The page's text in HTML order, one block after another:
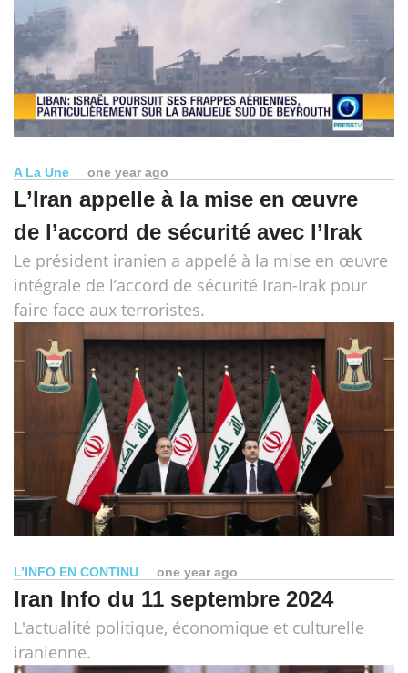
A La Une one year ago
L’Iran appelle à la mise en œuvre
de l’accord de sécurité avec l’Irak
Le président iranien a appelé à la mise en œuvre
intégrale de l’accord de sécurité Iran-Irak pour
faire face aux terroristes.
L’INFO EN CONTINU one year ago
Iran Info du 11 septembre 2024
L'actualité politique, économique et culturelle
iranienne.